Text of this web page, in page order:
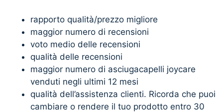
rapporto qualità/prezzo migliore
maggior numero di recensioni
voto medio delle recensioni
qualità delle recensioni
maggior numero di asciugacapelli joycare
venduti negli ultimi 12 mesi
qualità dell’assistenza clienti. Ricorda che puoi
cambiare o rendere il tuo prodotto entro 30